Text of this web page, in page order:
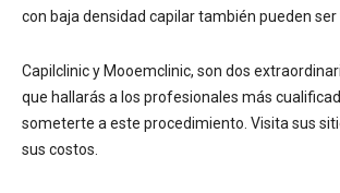
con baja densidad capilar también pueden ser
Capilclinic y Mooemclinic, son dos
que hallarás a los profesionales más
someterte a este procedimiento. Visita sus
sus costos.